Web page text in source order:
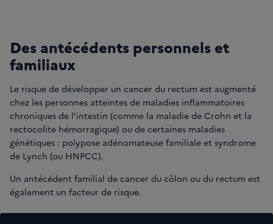
Des antécédents personnels et
familiaux
Le risque de développer un cancer du rectum est augmenté
chez les personnes atteintes de maladies inflammatoires
chroniques de l'intestin (comme la maladie de Crohn et la
rectocolite hémorragique) ou de certaines maladies
génétiques : polypose adénomateuse familiale et syndrome
de Lynch (ou HNPCC).
Un antécédent familial de cancer du côlon ou du rectum est
également un facteur de risque.